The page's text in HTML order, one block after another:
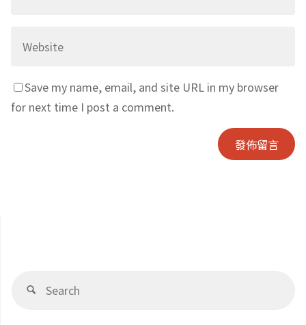
Save my name, email, and site URL in my browser
for next time I post a comment.
Search